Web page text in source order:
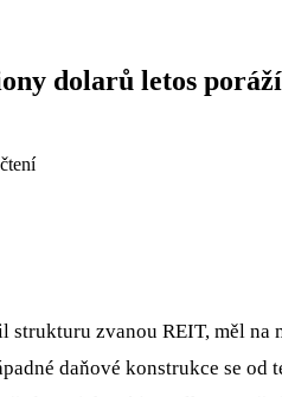
dolarů letos
zvanou REIT, měl
daňové konstrukce se